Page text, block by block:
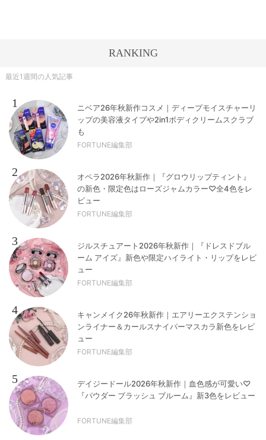
RANKING
最近1週間の人気記事
1
ニベア26年秋新作コスメ｜ディープモイスチャーリ
ップの美容液タイプや2in1ボディクリームスクラブ
も
FORTUNE編集部
2
オペラ2026年秋新作｜『グロウリップティント』
の新色・限定色はローズジャムカラー♡全4色をレ
ビュー
FORTUNE編集部
3
ジルスチュアート2026年秋新作｜『ドレスドブル
ーム アイズ』新色や限定ハイライト・リップをレビ
ュー
FORTUNE編集部
4
キャンメイク26年秋新作｜エアリーエクステンショ
ンライナー＆カールスナイパーマスカラ新色をレビ
ュー
FORTUNE編集部
5
デイジードール2026年秋新作｜血色感が可愛い♡
『パウダー ブラッシュ ブルーム』新3色をレビュー
FORTUNE編集部